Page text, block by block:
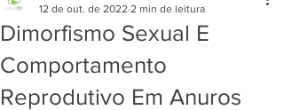
Dimorfismo Sexual E
Comportamento
Reprodutivo Em Anuros
12 de out. de 2022 2 min de leitura